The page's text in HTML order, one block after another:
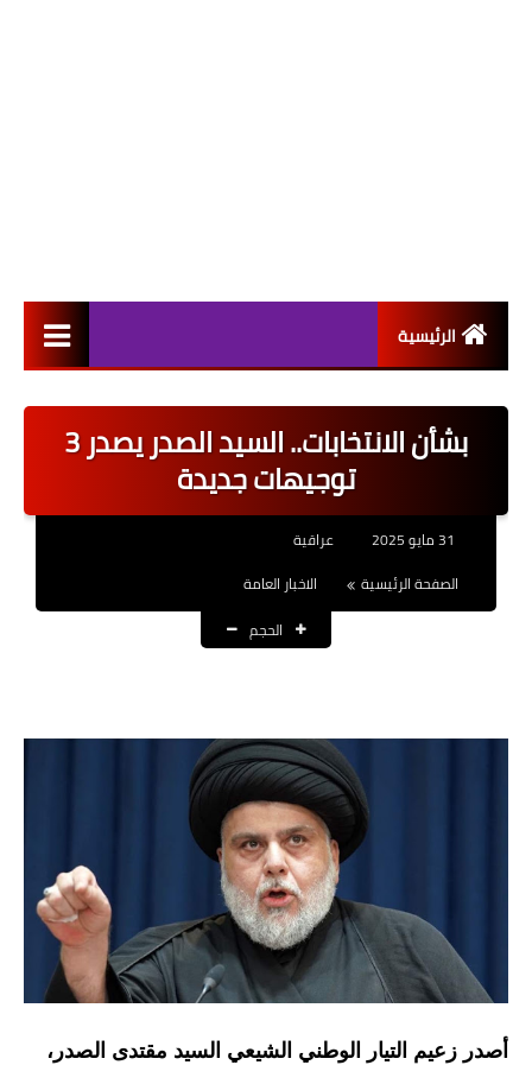
الرئيسية
اخبار القطاع العام
اخبار القطاع الخاص
العقود والاجور اليومية
القروض والسلف
المنح المالية
قطع الاراضي
اخبار العراق
الاخبار السياسية
الاخبار الامنية
بشأن الانتخابات.. السيد الصدر يصدر 3
توجيهات جديدة
عراقية
الصفحة الرئيسية
الاخبار العامة
الحجم
أصدر زعيم التيار الوطني الشيعي السيد مقتدى الصدر،